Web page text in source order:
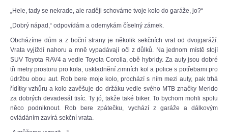
„Hele, tady se nekrade, ale raději schováme tvoje kolo do garáže, jo?“
„Dobrý nápad,“ odpovídám a odemykám číselný zámek.
Obcházíme dům a z boční strany je několik sekčních vrat od dvojgaráží.
Vrata vyjíždí nahoru a mně vypadávají oči z důlků. Na jednom místě stojí
SUV Toyota RAV4 a vedle Toyota Corolla, obě hybridy. Za auty jsou dobré
tři metry prostoru pro kola, uskladnění zimních kol a police s potřebami pro
údržbu obou aut. Rob bere moje kolo, prochází s ním mezi auty, pak trhá
řídítky vzhůru a kolo zavěšuje do držáku vedle svého MTB značky Merido
za dobrých devadesát tisíc. Ty jó, takže také biker. To bychom mohli spolu
něco podniknout. Rob bere zpátečku, vychází z garáže a dálkovým
ovládáním zavírá sekční vrata.